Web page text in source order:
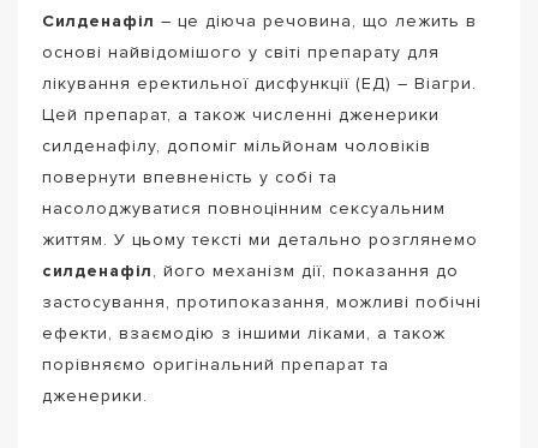
Силденафіл – це діюча речовина, що лежить в
основі найвідомішого у світі препарату для
лікування еректильної дисфункції (ЕД) – Віагри.
Цей препарат, а також численні дженерики
силденафілу, допоміг мільйонам чоловіків
повернути впевненість у собі та
насолоджуватися повноцінним сексуальним
життям. У цьому тексті ми детально розглянемо
силденафіл, його механізм дії, показання до
застосування, протипоказання, можливі побічні
ефекти, взаємодію з іншими ліками, а також
порівняємо оригінальний препарат та
дженерики.